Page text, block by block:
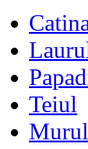
Teiul
Murul